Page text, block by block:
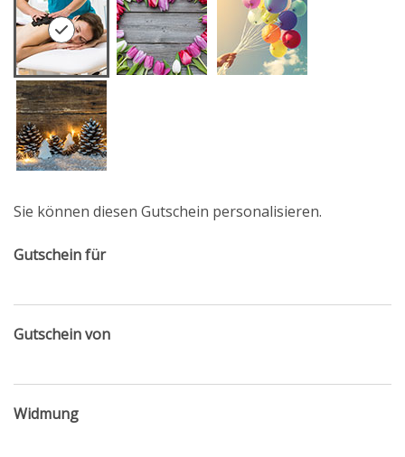
Sie können diesen Gutschein personalisieren.
Gutschein für
Gutschein von
Widmung